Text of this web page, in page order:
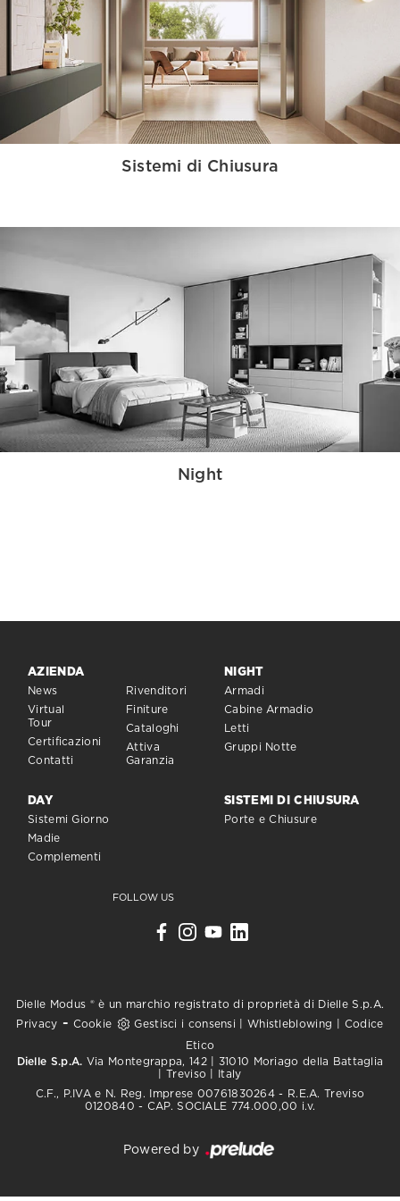
Sistemi di Chiusura
Night
AZIENDA
News
Virtual
Tour
Certificazioni
Contatti
Rivenditori
Finiture
Cataloghi
Attiva
Garanzia
NIGHT
Armadi
Cabine Armadio
Letti
Gruppi Notte
DAY
Sistemi Giorno
Madie
Complementi
SISTEMI DI CHIUSURA
Porte e Chiusure
FOLLOW US
Dielle Modus ® è un marchio registrato di proprietà di Dielle S.p.A.
Privacy - Cookie Gestisci i consensi Whistleblowing
Codice
Etico
Dielle S.p.A. Via Montegrappa, 142 | 31010 Moriago della Battaglia
| Treviso | Italy
C.F., P.IVA e N. Reg. Imprese 00761830264 - R.E.A. Treviso
0120840 - CAP. SOCIALE 774.000,00 i.v.
Powered by